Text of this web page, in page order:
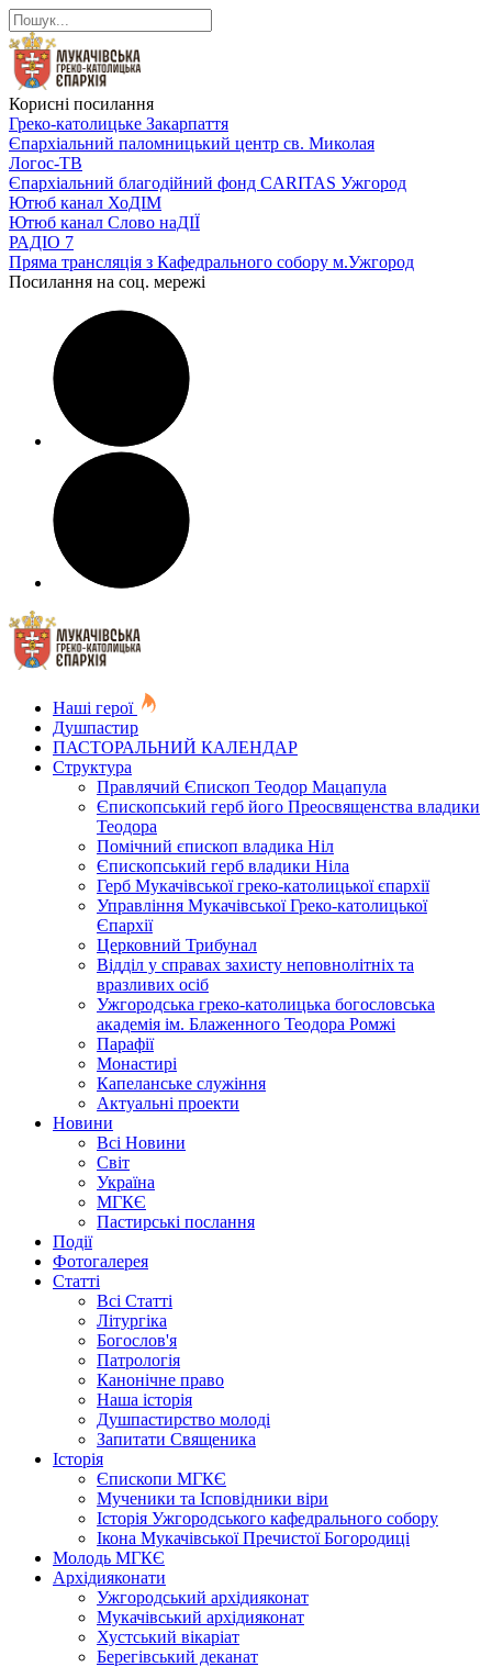
Корисні посилання
Греко-католицьке Закарпаття
Єпархіальний паломницький центр св. Миколая
Логос-ТВ
Єпархіальний благодійний фонд CARITAS Ужгород
Ютюб канал ХоДІМ
Ютюб канал Слово наДІЇ
РАДІО 7
Пряма трансляція з Кафедрального собору м.Ужгород
Посилання на соц. мережі
Наші герої
Душпастир
ПАСТОРАЛЬНИЙ КАЛЕНДАР
Структура
Правлячий Єпископ Теодор Мацапула
Єпископський герб його Преосвященства владики
Теодора
Помічний єпископ владика Ніл
Єпископський герб владики Ніла
Герб Мукачівської греко-католицької єпархії
Управління Мукачівської Греко-католицької
Єпархії
Церковний Трибунал
Відділ у справах захисту неповнолітніх та
вразливих осіб
Ужгородська греко-католицька богословська
академія ім. Блаженного Теодора Ромжі
Парафії
Монастирі
Капеланське служіння
Актуальні проекти
Новини
Всі Новини
Світ
Україна
МГКЄ
Пастирські послання
Події
Фотогалерея
Статті
Всі Статті
Літургіка
Богослов'я
Патрологія
Канонічне право
Наша історія
Душпастирство молоді
Запитати Священика
Історія
Єпископи МГКЄ
Мученики та Ісповідники віри
Історія Ужгородського кафедрального собору
Ікона Мукачівської Пречистої Богородиці
Молодь МГКЄ
Архідияконати
Ужгородський архідияконат
Мукачівський архідияконат
Хустський вікаріат
Берегівський деканат